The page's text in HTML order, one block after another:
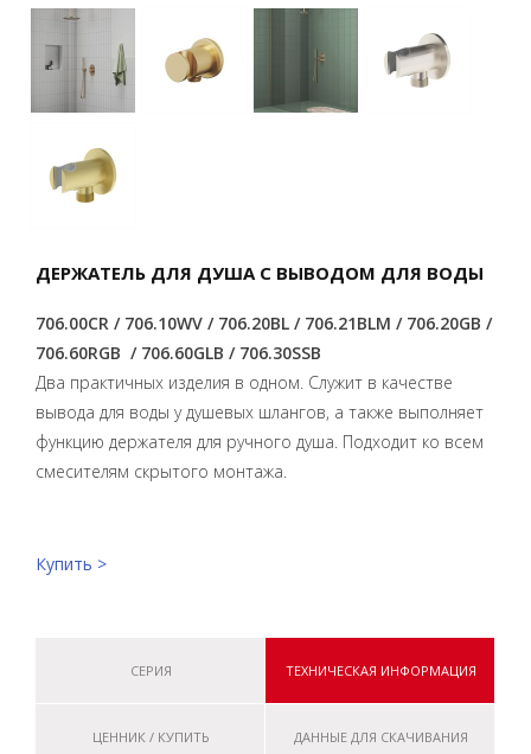
ДЕРЖАТЕЛЬ ДЛЯ ДУША С ВЫВОДОМ ДЛЯ ВОДЫ
706.00CR / 706.10WV / 706.20BL / 706.21BLM / 706.20GB /
706.60RGB / 706.60GLB / 706.30SSB
Два практичных изделия в одном. Служит в качестве
вывода для воды у душевых шлангов, а также выполняет
функцию держателя для ручного душа. Подходит ко всем
смесителям скрытого монтажа.
Купить >
СЕРИЯ ТЕХНИЧЕСКАЯ ИНФОРМАЦИЯ
ЦЕННИК / КУПИТЬ ДАННЫЕ ДЛЯ СКАЧИВАНИЯ